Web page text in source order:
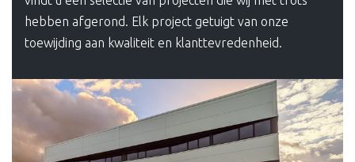
hebben afgerond. Elk project getuigt van onze
toewijding aan kwaliteit en klanttevredenheid.